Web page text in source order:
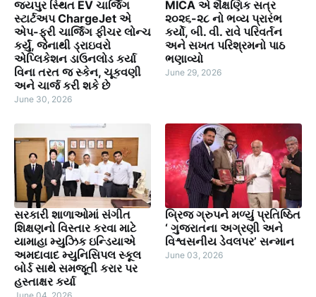
જયપુર સ્થિત EV ચાર્જિંગ
સ્ટાર્ટઅપ ChargeJet એ
એપ-ફ્રી ચાર્જિંગ ફીચર લોન્ચ
કર્યું, જેનાથી ડ્રાઇવરો
એપ્લિકેશન ડાઉનલોડ કર્યા
વિના તરત જ સ્કેન, ચૂકવણી
અને ચાર્જ કરી શકે છે
June 30, 2026
MICA એ શૈક્ષણિક સત્ર
૨૦૨૬-૨૮ નો ભવ્ય પ્રારંભ
કર્યો, બી. વી. રાવે પરિવર્તન
અને સખત પરિશ્રમનો પાઠ
ભણાવ્યો
June 29, 2026
સરકારી શાળાઓમાં સંગીત
શિક્ષણનો વિસ્તાર કરવા માટે
યામાહા મ્યુઝિક ઇન્ડિયાએ
અમદાવાદ મ્યુનિસિપલ સ્કૂલ
બોર્ડ સાથે સમજૂતી કરાર પર
હસ્તાક્ષર કર્યા
બ્રિજ ગ્રુપને મળ્યું પ્રતિષ્ઠિત
‘ ગુજરાતના અગ્રણી અને
વિશ્વસનીય ડેવલપર’ સન્માન
June 03, 2026